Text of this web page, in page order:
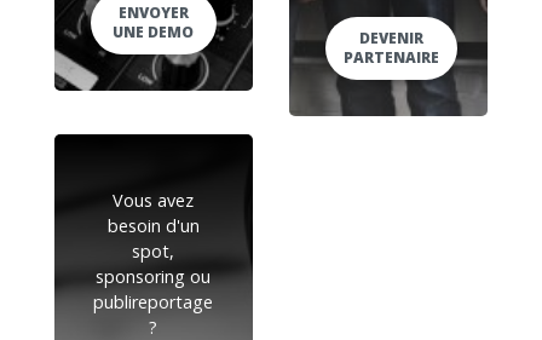
ENVOYER
UNE DEMO
DEVENIR
PARTENAIRE
Vous avez
besoin d'un
spot,
sponsoring ou
publireportage
?